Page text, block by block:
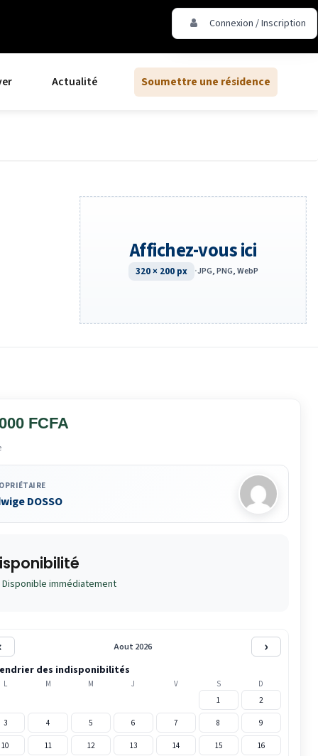
Connexion / Inscription
Actualité Soumettre une résidence
Affichez-vous ici
320 × 200 px ·JPG, PNG, WebP
FCFA
DOSSO
Disponible immédiatement
Aout 2026 ›
des indisponibilités
L M M J V S
D
1
2
3 4 5 6 7 8 9
10 11 12 13 14 15 16